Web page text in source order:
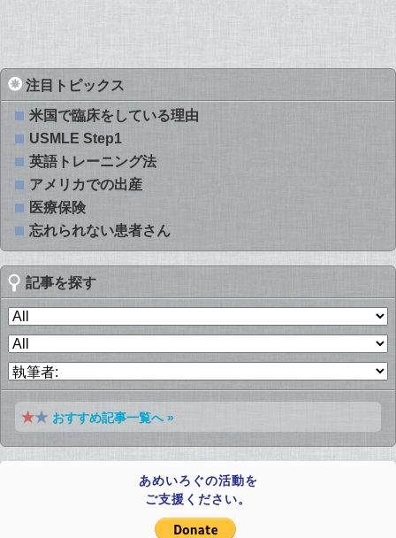
注目トピックス
米国で臨床をしている理由
USMLE Step1
英語トレーニング法
アメリカでの出産
医療保険
忘れられない患者さん
記事を探す
おすすめ記事一覧へ »
あめいろぐの活動を
ご支援ください。